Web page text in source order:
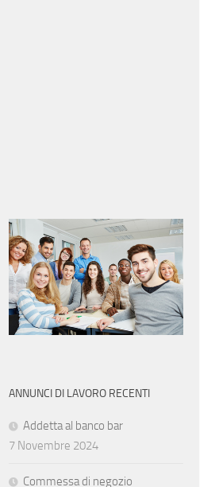
Magazziniere
ANNUNCI DI LAVORO RECENTI
Addetta al banco bar
7 Novembre 2024
Commessa di negozio